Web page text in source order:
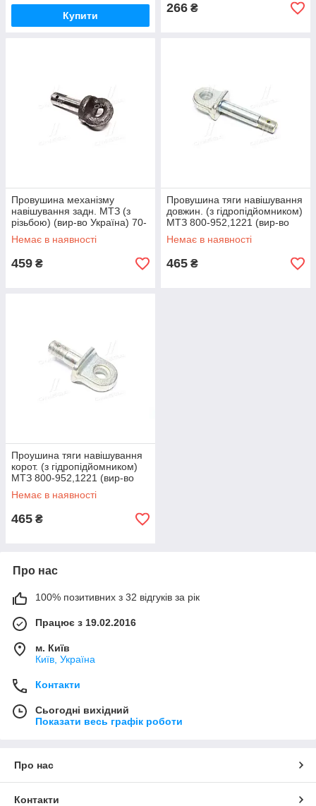
Купити
266 ₴
Провушина механізму
навішування задн. МТЗ (з
різьбою) (вир-во Україна) 70-
4605048 А UA51
Немає в наявності
459 ₴
Провушина тяги навішування
довжин. (з гідропідйомником)
МТЗ 800-952,1221 (вир-во
РЗТ м.Ромни) 1220-4605108-
01
Немає в наявності
465 ₴
Проушина тяги навішування
корот. (з гідропідйомником)
МТЗ 800-952,1221 (вир-во
РЗТ м.Ромни) 1220-4605108
UA51
Немає в наявності
465 ₴
Про нас
100% позитивних з 32 відгуків за рік
Працює з 19.02.2016
м. Київ
Київ, Україна
Контакти
Сьогодні вихідний
Показати весь графік роботи
Про нас
Контакти